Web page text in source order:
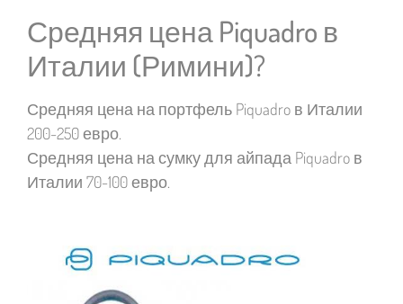
Средняя цена Piquadro в
Италии (Римини)?
Средняя цена на портфель Piquadro в Италии
200-250 евро.
Средняя цена на сумку для айпада Piquadro в
Италии 70-100 евро.